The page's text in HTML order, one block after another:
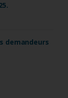
demandeurs